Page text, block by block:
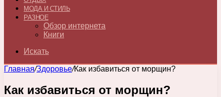
МОДА И СТИЛЬ
РАЗНОЕ
Обзор интернета
Книги
Искать
Главная/Здоровье/Как избавиться от морщин?
Как избавиться от морщин?